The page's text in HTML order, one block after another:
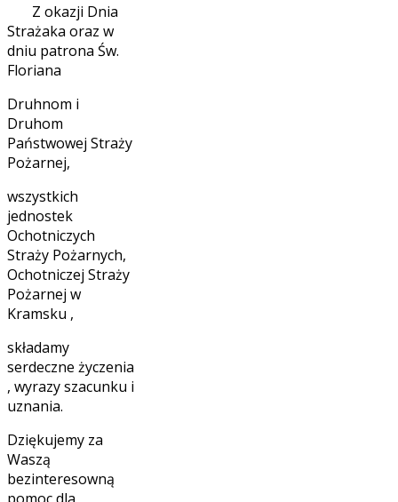
Z okazji Dnia
Strażaka oraz w
dniu patrona Św.
Floriana
Druhnom i
Druhom
Państwowej Straży
Pożarnej,
wszystkich
jednostek
Ochotniczych
Straży Pożarnych,
Ochotniczej Straży
Pożarnej w
Kramsku ,
składamy
serdeczne życzenia
, wyrazy szacunku i
uznania.
Dziękujemy za
Waszą
bezinteresowną